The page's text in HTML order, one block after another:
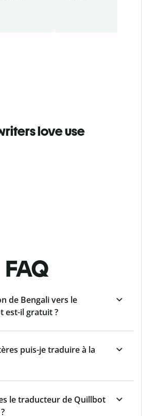
love use
FAQ
de Bengali vers le
est-il gratuit ?
puis-je traduire à la
le traducteur de Quillbot